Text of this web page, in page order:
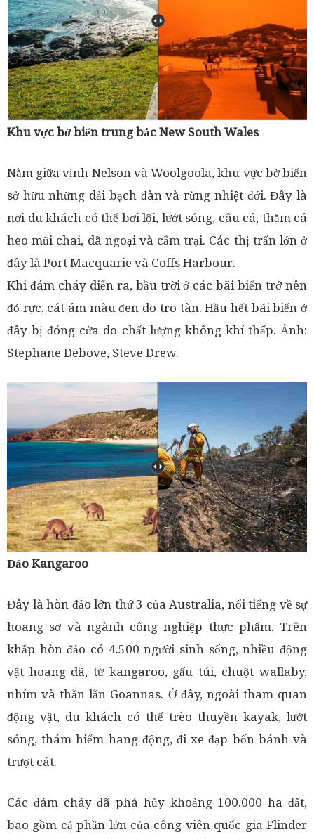
Khu vực bờ biển trung bắc New South Wales
Nằm giữa vịnh Nelson và Woolgoola, khu vực bờ biển
sở hữu những dải bạch đàn và rừng nhiệt đới. Đây là
nơi du khách có thể bơi lội, lướt sóng, câu cá, thăm cá
heo mũi chai, dã ngoại và cắm trại. Các thị trấn lớn ở
đây là Port Macquarie và Coffs Harbour.
Khi đám cháy diễn ra, bầu trời ở các bãi biển trở nên
đỏ rực, cát ám màu đen do tro tàn. Hầu hết bãi biển ở
đây bị đóng cửa do chất lượng không khí thấp. Ảnh:
Stephane Debove, Steve Drew.
Đảo Kangaroo
Đây là hòn đảo lớn thứ 3 của Australia, nổi tiếng về sự
hoang sơ và ngành công nghiệp thực phẩm. Trên
khắp hòn đảo có 4.500 người sinh sống, nhiều động
vật hoang dã, từ kangaroo, gấu túi, chuột wallaby,
nhím và thằn lằn Goannas. Ở đây, ngoài tham quan
động vật, du khách có thể trèo thuyền kayak, lướt
sóng, thám hiểm hang động, đi xe đạp bốn bánh và
trượt cát.
Các đám cháy đã phá hủy khoảng 100.000 ha đất,
bao gồm cả phần lớn của công viên quốc gia Flinder